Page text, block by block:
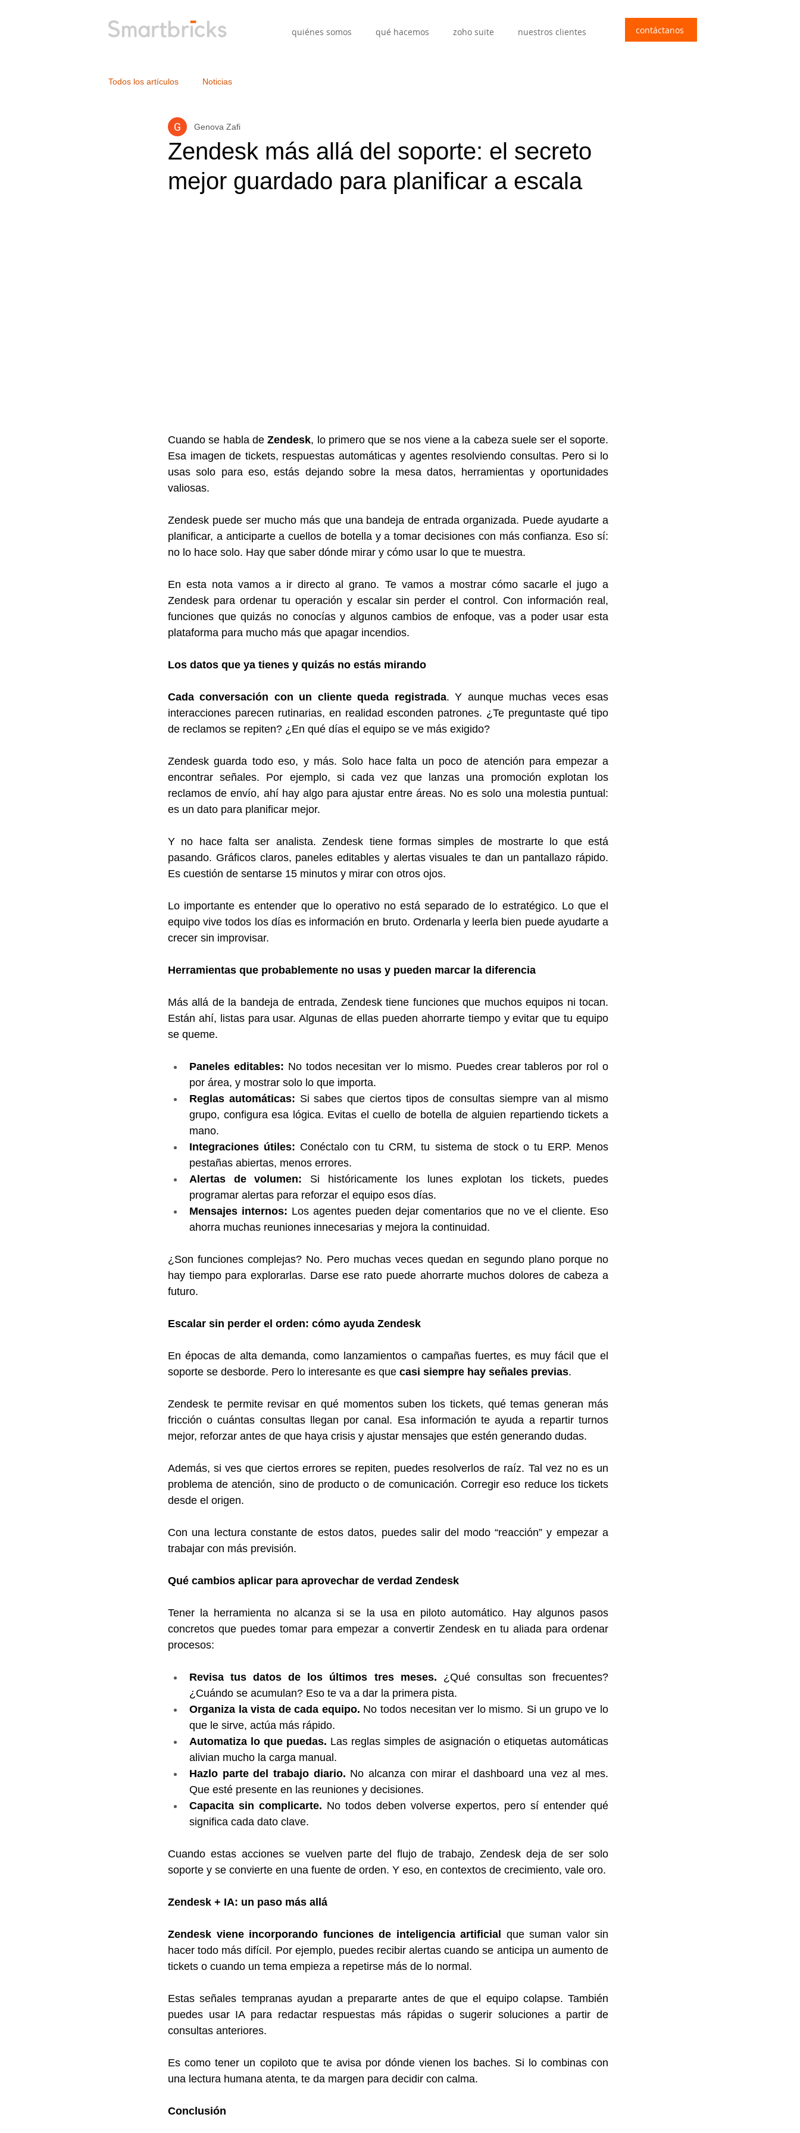
quiénes somos qué hacemos zoho suite nuestros clientes contáctanos
Todos los artículos Noticias
Zendesk más allá del soporte: el secreto
mejor guardado para planificar a escala
Genova Zafi
Cuando se habla de Zendesk, lo primero que se nos viene a la cabeza suele ser el soporte.
Esa imagen de tickets, respuestas automáticas y agentes resolviendo consultas. Pero si lo
usas solo para eso, estás dejando sobre la mesa datos, herramientas y oportunidades
valiosas.
Zendesk puede ser mucho más que una bandeja de entrada organizada. Puede ayudarte a
planificar, a anticiparte a cuellos de botella y a tomar decisiones con más confianza. Eso sí:
no lo hace solo. Hay que saber dónde mirar y cómo usar lo que te muestra.
En esta nota vamos a ir directo al grano. Te vamos a mostrar cómo sacarle el jugo a
Zendesk para ordenar tu operación y escalar sin perder el control. Con información real,
funciones que quizás no conocías y algunos cambios de enfoque, vas a poder usar esta
plataforma para mucho más que apagar incendios.
Los datos que ya tienes y quizás no estás mirando
Cada conversación con un cliente queda registrada. Y aunque muchas veces esas
interacciones parecen rutinarias, en realidad esconden patrones. ¿Te preguntaste qué tipo
de reclamos se repiten? ¿En qué días el equipo se ve más exigido?
Zendesk guarda todo eso, y más. Solo hace falta un poco de atención para empezar a
encontrar señales. Por ejemplo, si cada vez que lanzas una promoción explotan los
reclamos de envío, ahí hay algo para ajustar entre áreas. No es solo una molestia puntual:
es un dato para planificar mejor.
Y no hace falta ser analista. Zendesk tiene formas simples de mostrarte lo que está
pasando. Gráficos claros, paneles editables y alertas visuales te dan un pantallazo rápido.
Es cuestión de sentarse 15 minutos y mirar con otros ojos.
Lo importante es entender que lo operativo no está separado de lo estratégico. Lo que el
equipo vive todos los días es información en bruto. Ordenarla y leerla bien puede ayudarte a
crecer sin improvisar.
Herramientas que probablemente no usas y pueden marcar la diferencia
Más allá de la bandeja de entrada, Zendesk tiene funciones que muchos equipos ni tocan.
Están ahí, listas para usar. Algunas de ellas pueden ahorrarte tiempo y evitar que tu equipo
se queme.
Paneles editables: No todos necesitan ver lo mismo. Puedes crear tableros por rol o
por área, y mostrar solo lo que importa.
Reglas automáticas: Si sabes que ciertos tipos de consultas siempre van al mismo
grupo, configura esa lógica. Evitas el cuello de botella de alguien repartiendo tickets a
mano.
Integraciones útiles: Conéctalo con tu CRM, tu sistema de stock o tu ERP. Menos
pestañas abiertas, menos errores.
Alertas de volumen: Si históricamente los lunes explotan los tickets, puedes
programar alertas para reforzar el equipo esos días.
Mensajes internos: Los agentes pueden dejar comentarios que no ve el cliente. Eso
ahorra muchas reuniones innecesarias y mejora la continuidad.
¿Son funciones complejas? No. Pero muchas veces quedan en segundo plano porque no
hay tiempo para explorarlas. Darse ese rato puede ahorrarte muchos dolores de cabeza a
futuro.
Escalar sin perder el orden: cómo ayuda Zendesk
En épocas de alta demanda, como lanzamientos o campañas fuertes, es muy fácil que el
soporte se desborde. Pero lo interesante es que casi siempre hay señales previas.
Zendesk te permite revisar en qué momentos suben los tickets, qué temas generan más
fricción o cuántas consultas llegan por canal. Esa información te ayuda a repartir turnos
mejor, reforzar antes de que haya crisis y ajustar mensajes que estén generando dudas.
Además, si ves que ciertos errores se repiten, puedes resolverlos de raíz. Tal vez no es un
problema de atención, sino de producto o de comunicación. Corregir eso reduce los tickets
desde el origen.
Con una lectura constante de estos datos, puedes salir del modo “reacción” y empezar a
trabajar con más previsión.
Qué cambios aplicar para aprovechar de verdad Zendesk
Tener la herramienta no alcanza si se la usa en piloto automático. Hay algunos pasos
concretos que puedes tomar para empezar a convertir Zendesk en tu aliada para ordenar
procesos:
Revisa tus datos de los últimos tres meses. ¿Qué consultas son frecuentes?
¿Cuándo se acumulan? Eso te va a dar la primera pista.
Organiza la vista de cada equipo. No todos necesitan ver lo mismo. Si un grupo ve lo
que le sirve, actúa más rápido.
Automatiza lo que puedas. Las reglas simples de asignación o etiquetas automáticas
alivian mucho la carga manual.
Hazlo parte del trabajo diario. No alcanza con mirar el dashboard una vez al mes.
Que esté presente en las reuniones y decisiones.
Capacita sin complicarte. No todos deben volverse expertos, pero sí entender qué
significa cada dato clave.
Cuando estas acciones se vuelven parte del flujo de trabajo, Zendesk deja de ser solo
soporte y se convierte en una fuente de orden. Y eso, en contextos de crecimiento, vale oro.
Zendesk + IA: un paso más allá
Zendesk viene incorporando funciones de inteligencia artificial
que suman valor sin
hacer todo más difícil. Por ejemplo, puedes recibir alertas cuando se anticipa un aumento de
tickets o cuando un tema empieza a repetirse más de lo normal.
Estas señales tempranas ayudan a prepararte antes de que el equipo colapse. También
puedes usar IA para redactar respuestas más rápidas o sugerir soluciones a partir de
consultas anteriores.
Es como tener un copiloto que te avisa por dónde vienen los baches. Si lo combinas con
una lectura humana atenta, te da margen para decidir con calma.
Conclusión